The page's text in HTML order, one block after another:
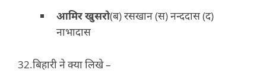
आमिर खुसरो(ब) रसखान (स) नन्ददास (द)
नाभादास
बिहारी ने क्या लिखे –